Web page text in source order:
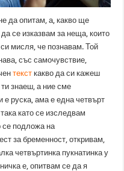
да опитам, а, какво ще
се изказвам за неща, които
мисля, че познавам. Той
със самочувствие,
текст какво да си кажеш
знаеш, а ние сме
е руска, ама е една четвърт
като се изследвам
се подложа на
за бременност, откривам,
четвъртинка пукнатинка у
е, опитвам се да я